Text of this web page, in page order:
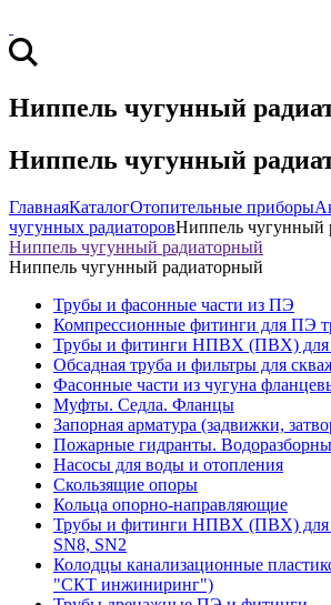
Ниппель чугунный
Ниппель чугунный
ГлавнаяКаталогОтопительные приборы
чугунных радиаторовНиппель чугунный
Ниппель чугунный радиаторный
Ниппель чугунный радиаторный
Трубы и фасонные части из ПЭ
Компрессионные фитинги для ПЭ
Трубы и фитинги НПВХ (ПВХ) для
Обсадная труба и фильтры для
Фасонные части из чугуна
Муфты. Седла. Фланцы
Запорная арматура (задвижки,
Пожарные гидранты.
Насосы для воды и отопления
Скользящие опоры
Кольца опорно-направляющие
Трубы и фитинги НПВХ (ПВХ) для
SN8, SN2
Колодцы канализационные
"СКТ инжиниринг")